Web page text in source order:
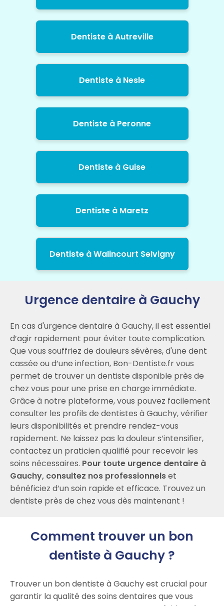
Dentiste à Autreville
Dentiste à Nesle
Dentiste à Peronne
Dentiste à Guise
Dentiste à Maretz
Dentiste à Walincourt Selvigny
Urgence dentaire à Gauchy
En cas d'urgence dentaire à Gauchy, il est essentiel
d’agir rapidement pour éviter toute complication.
Que vous souffriez de douleurs sévères, d'une dent
cassée ou d’une infection, Bon-Dentiste.fr vous
permet de trouver un dentiste disponible près de
chez vous pour une prise en charge immédiate.
Grâce à notre plateforme, vous pouvez facilement
consulter les profils de dentistes à Gauchy, vérifier
leurs disponibilités et prendre rendez-vous
rapidement. Ne laissez pas la douleur s’intensifier,
contactez un praticien qualifié pour recevoir les
soins nécessaires. Pour toute urgence dentaire à
Gauchy, consultez nos professionnelset
bénéficiez d’un soin rapide et efficace. Trouvez un
dentiste près de chez vous dès maintenant !
Comment trouver un bon
dentiste à Gauchy ?
Trouver un bon dentiste à Gauchy est crucial pour
garantir la qualité des soins dentaires que vous